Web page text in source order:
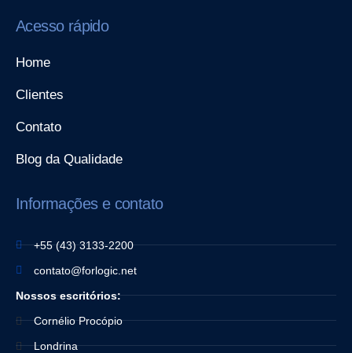
Acesso rápido
Home
Clientes
Contato
Blog da Qualidade
Informações e contato
+55 (43) 3133-2200
contato@forlogic.net
Nossos escritórios:
Cornélio Procópio
Londrina